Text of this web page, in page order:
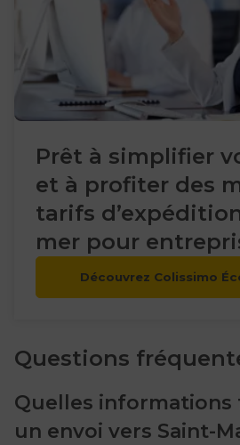
Prêt à simplifier
et à profiter des
tarifs
mer pour
Découvrez Colissimo
Questions
Quelles
un envoi vers ​​​​Saint-